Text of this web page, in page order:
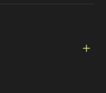
sa
Ang resulta
iba pa.